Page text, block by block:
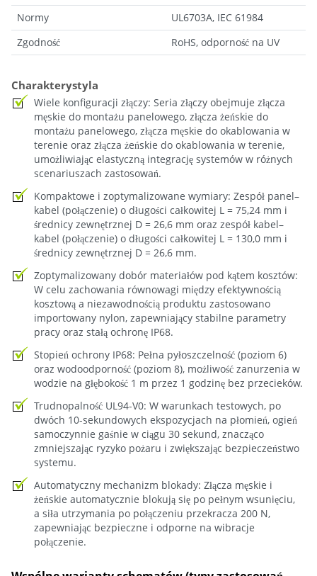
Normy
UL6703A, IEC 61984
Zgodność
RoHS, odporność na UV
Charakterystyla
Wiele konfiguracji złączy: Seria złączy obejmuje złącza
męskie do montażu panelowego, złącza żeńskie do
montażu panelowego, złącza męskie do okablowania w
terenie oraz złącza żeńskie do okablowania w terenie,
umożliwiając elastyczną integrację systemów w różnych
scenariuszach zastosowań.
Kompaktowe i zoptymalizowane wymiary: Zespół panel–
kabel (połączenie) o długości całkowitej L = 75,24 mm i
średnicy zewnętrznej D = 26,6 mm oraz zespół kabel–
kabel (połączenie) o długości całkowitej L = 130,0 mm i
średnicy zewnętrznej D = 26,6 mm.
Zoptymalizowany dobór materiałów pod kątem kosztów:
W celu zachowania równowagi między efektywnością
kosztową a niezawodnością produktu zastosowano
importowany nylon, zapewniający stabilne parametry
pracy oraz stałą ochronę IP68.
Stopień ochrony IP68: Pełna pyłoszczelność (poziom 6)
oraz wodoodporność (poziom 8), możliwość zanurzenia w
wodzie na głębokość 1 m przez 1 godzinę bez przecieków.
Trudnopalność UL94-V0: W warunkach testowych, po
dwóch 10-sekundowych ekspozycjach na płomień, ogień
samoczynnie gaśnie w ciągu 30 sekund, znacząco
zmniejszając ryzyko pożaru i zwiększając bezpieczeństwo
systemu.
Automatyczny mechanizm blokady: Złącza męskie i
żeńskie automatycznie blokują się po pełnym wsunięciu,
a siła utrzymania po połączeniu przekracza 200 N,
zapewniając bezpieczne i odporne na wibracje
połączenie.